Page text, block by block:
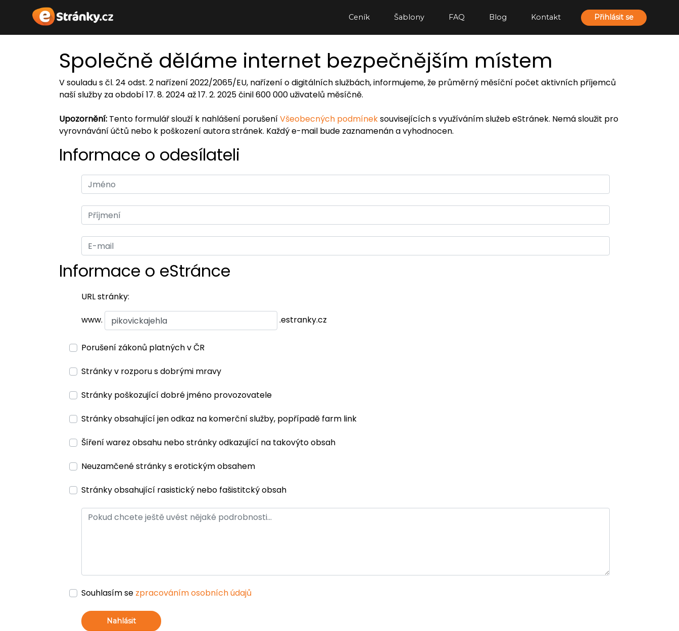
Ceník Šablony FAQ Blog Kontakt Přihlásit se
Společně děláme internet bezpečnějším místem
V souladu s čl. 24 odst. 2 nařízení 2022/2065/EU, nařízení o digitálních službách, informujeme, že průměrný měsíční počet aktivních příjemců
naší služby za období 17. 8. 2024 až 17. 2. 2025 činil 600 000 uživatelů měsíčně.
Upozornění: Tento formulář slouží k nahlášení porušeníVšeobecných podmíneksouvisejících s využíváním služeb eStránek. Nemá sloužit pro
vyrovnávání účtů nebo k poškození autora stránek. Každý e-mail bude zaznamenán a vyhodnocen.
Informace o odesílateli
Informace o eStránce
URL stránky:
www. .estranky.cz
Porušení zákonů platných v ČR
Stránky v rozporu s dobrými mravy
Stránky poškozující dobré jméno provozovatele
Stránky obsahující jen odkaz na komerční služby, popřípadě farm link
Šíření warez obsahu nebo stránky odkazující na takovýto obsah
Neuzamčené stránky s erotickým obsahem
Stránky obsahující rasistický nebo fašistitcký obsah
Souhlasím se zpracováním osobních údajů
Nahlásit